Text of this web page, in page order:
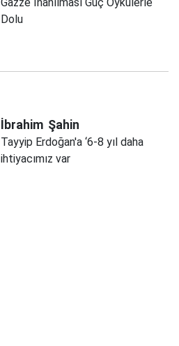
Dolu
İbrahim Şahin
Tayyip Erdoğan'a ‘6-8 yıl daha
ihtiyacımız var